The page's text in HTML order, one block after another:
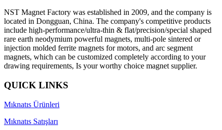
NST Magnet Factory was established in 2009, and the company is
located in Dongguan, China. The company's competitive products
include high-performance/ultra-thin & flat/precision/special shaped
rare earth neodymium powerful magnets, multi-pole sintered or
injection molded ferrite magnets for motors, and arc segment
magnets, which can be customized completely according to your
drawing requirements, Is your worthy choice magnet supplier.
QUICK LINKS
Mıknatıs Ürünleri
Mıknatıs Satışları